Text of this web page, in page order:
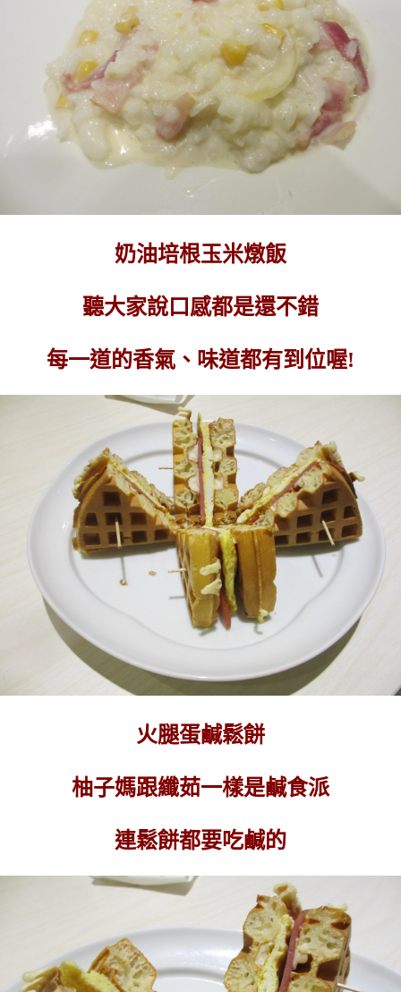
奶油培根玉米燉飯
聽大家說口感都是還不錯
每一道的香氣、味道都有到位喔!
火腿蛋鹹鬆餅
柚子媽跟纖茹一樣是鹹食派
連鬆餅都要吃鹹的